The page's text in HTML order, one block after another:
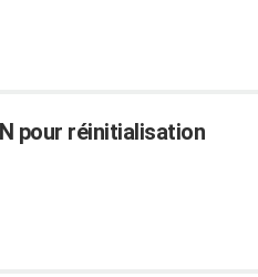
pour réinitialisation